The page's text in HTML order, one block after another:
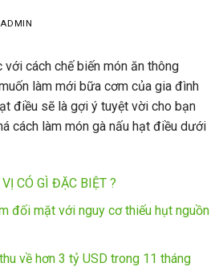
ADMIN
với cách chế biến món ăn thông
làm mới bữa cơm của gia đình
điều sẽ là gợi ý tuyệt vời cho bạn
cách làm món gà nấu hạt điều dưới
CÓ GÌ ĐẶC BIỆT ?
đối mặt với nguy cơ thiếu hụt nguồn
về hơn 3 tỷ USD trong 11 tháng